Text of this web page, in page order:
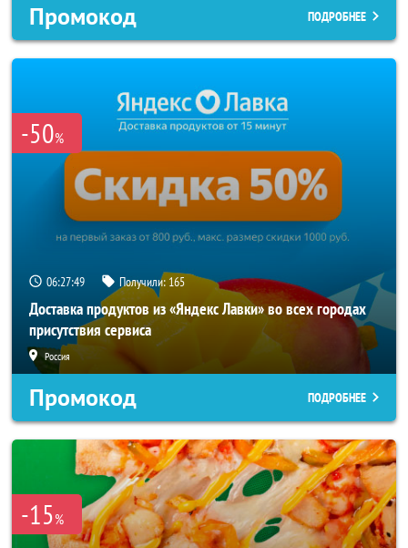
Промокод ПОДРОБНЕЕ
-50%
06:27:49 Получили: 165
Доставка продуктов из «Яндекс Лавки» во всех городах
присутствия сервиса
Россия
Промокод ПОДРОБНЕЕ
-15%